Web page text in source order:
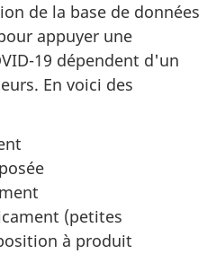
de la base de données
appuyer une
19 dépendent d'un
En voici des
(petites
à produit